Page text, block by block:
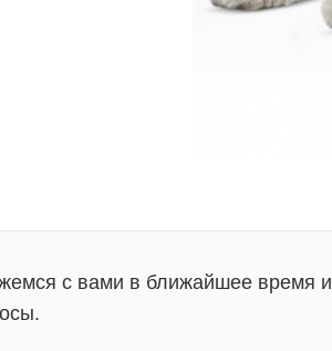
с вами в ближайшее время и